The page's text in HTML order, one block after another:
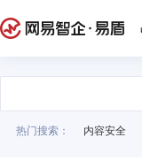
热门搜索： 内容安全